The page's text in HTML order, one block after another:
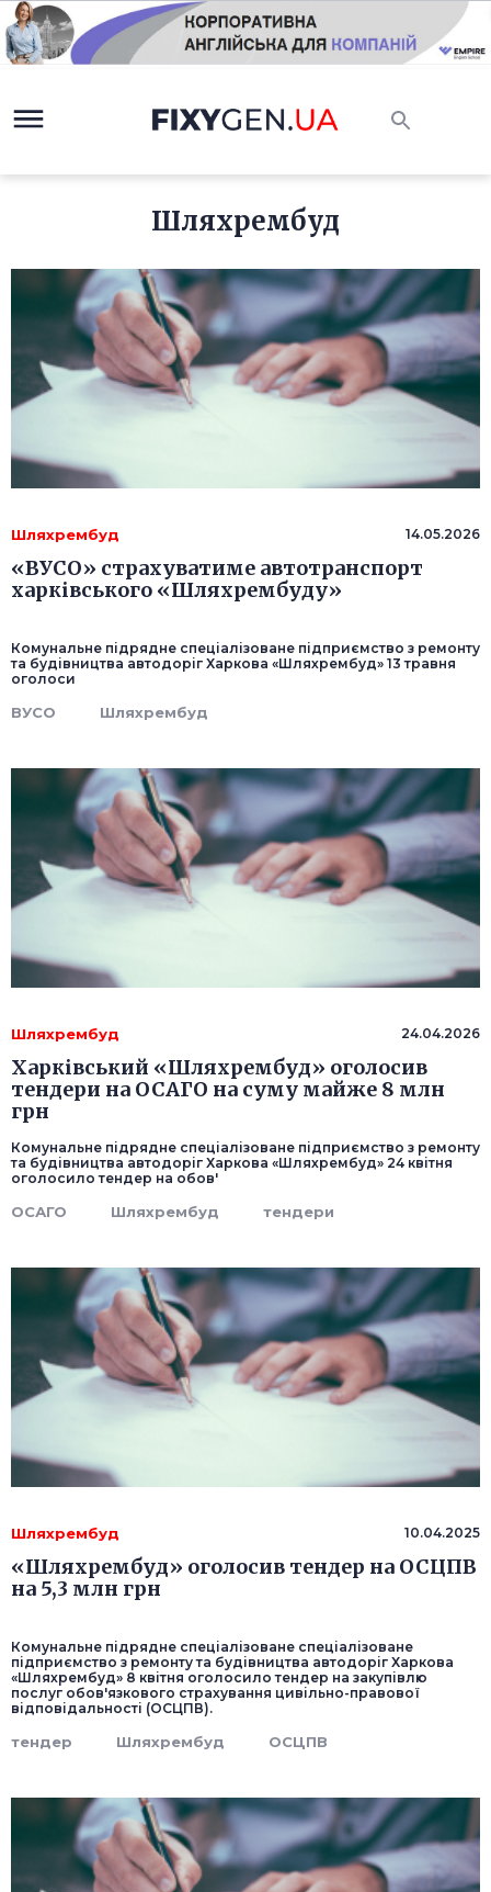
Шляхрембуд
Шляхрембуд 14.05.2026
«ВУСО» страхуватиме автотранспорт
харківського «Шляхрембуду»
Комунальне підрядне спеціалізоване підприємство з ремонту
та будівництва автодоріг Харкова «Шляхрембуд» 13 травня
оголоси
ВУСО Шляхрембуд
Шляхрембуд 24.04.2026
Харківський «Шляхрембуд» оголосив
тендери на ОСАГО на суму майже 8 млн
грн
Комунальне підрядне спеціалізоване підприємство з ремонту
та будівництва автодоріг Харкова «Шляхрембуд» 24 квітня
оголосило тендер на обов'
ОСАГО Шляхрембуд тендери
Шляхрембуд 10.04.2025
«Шляхрембуд» оголосив тендер на ОСЦПВ
на 5,3 млн грн
Комунальне підрядне спеціалізоване спеціалізоване
підприємство з ремонту та будівництва автодоріг Харкова
«Шляхрембуд» 8 квітня оголосило тендер на закупівлю
послуг обов'язкового страхування цивільно-правової
відповідальності (ОСЦПВ).
тендер Шляхрембуд ОСЦПВ